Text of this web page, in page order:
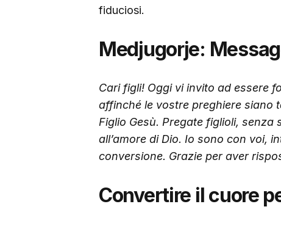
fiduciosi.
Medjugorje:
Cari figli! Oggi vi invito ad essere
affinché le vostre preghiere siano
Figlio Gesù. Pregate figlioli,
all’amore di Dio. Io sono con voi,
conversione. Grazie per aver
Convertire il cuore